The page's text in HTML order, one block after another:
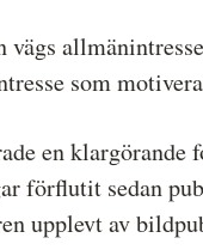
vägs
som
en
förflutit sedan
upplevt av